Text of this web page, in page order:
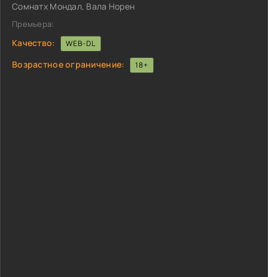
Сомнатх Мондал, Вала Норен
Премьера:
Качество: WEB-DL
Возрастное ограничение: 18+